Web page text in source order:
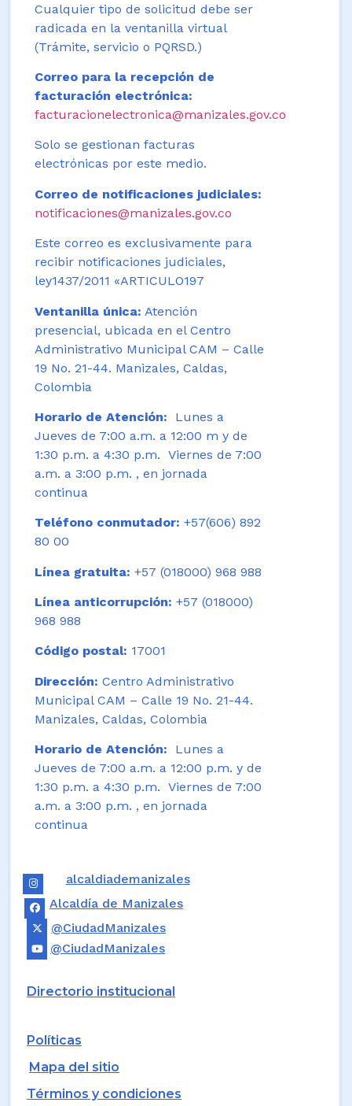
Cualquier tipo de solicitud debe ser
radicada en la ventanilla virtual
(Trámite, servicio o PQRSD.)
Correo para la recepción de
facturación electrónica:
facturacionelectronica@manizales.gov.co
Solo se gestionan facturas
electrónicas por este medio.
Correo de notificaciones judiciales:
notificaciones@manizales.gov.co
Este correo es exclusivamente para
recibir notificaciones judiciales,
ley1437/2011 «ARTICULO197
Ventanilla única: Atención
presencial, ubicada en el Centro
Administrativo Municipal CAM – Calle
19 No. 21-44. Manizales, Caldas,
Colombia
Horario de Atención:
Lunes a
Jueves de 7:00 a.m. a 12:00 m y de
1:30 p.m. a 4:30 p.m. Viernes de 7:00
a.m. a 3:00 p.m. , en jornada
continua
Teléfono conmutador: +57(606) 892
80 00
Línea gratuita: +57 (018000) 968 988
Línea anticorrupción: +57 (018000)
968 988
Código postal: 17001
Dirección: Centro Administrativo
Municipal CAM – Calle 19 No. 21-44.
Manizales, Caldas, Colombia
Horario de Atención: Lunes a
Jueves de 7:00 a.m. a 12:00 p.m. y de
1:30 p.m. a 4:30 p.m. Viernes de 7:00
a.m. a 3:00 p.m. , en jornada
continua
alcaldiademanizales
Alcaldía de Manizales
@CiudadManizales
@CiudadManizales
Directorio institucional
Políticas
Mapa del sitio
Términos y condiciones